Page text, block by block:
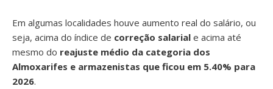
Em algumas localidades houve aumento real do salário, ou
seja, acima do índice de correção salarial e acima até
mesmo do reajuste médio da categoria dos
Almoxarifes e armazenistas que ficou em 5.40% para
2026.